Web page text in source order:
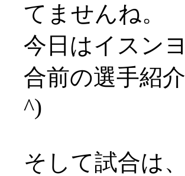
てませんね。
今日はイスン
合前の選手紹
^)
そして試合は